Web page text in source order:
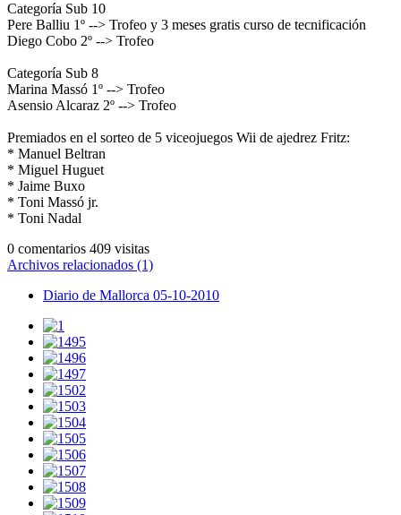
Categorí­a Sub 10
Pere Balliu 1º --> Trofeo y 3 meses gratis curso de tecnificación
Diego Cobo 2º --> Trofeo
Categorí­a Sub 8
Marina Massó 1º --> Trofeo
Asensio Alcaraz 2º --> Trofeo
Premiados en el sorteo de 5 viceojuegos Wii de ajedrez Fritz:
* Manuel Beltran
* Miguel Huguet
* Jaime Buxo
* Toni Massó jr.
* Toni Nadal
0 comentarios 409 visitas
Archivos relacionados (1)
Diario de Mallorca 05-10-2010